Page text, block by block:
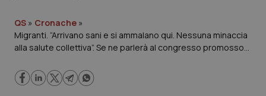
Governo e Parlamento
Regioni e Asl
Lavoro e Professioni
QS » Cronache »
Migranti. “Arrivano sani e si ammalano qui. Nessuna minaccia
alla salute collettiva”. Se ne parlerà al congresso promosso